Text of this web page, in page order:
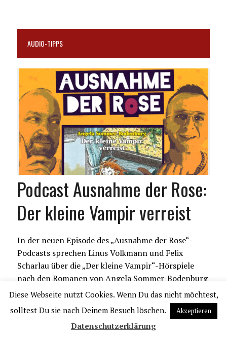
AUDIO-TIPPS
Podcast Ausnahme der Rose:
Der kleine Vampir verreist
In der neuen Episode des „Ausnahme der Rose“-
Podcasts sprechen Linus Volkmann und Felix
Scharlau über die „Der kleine Vampir“-Hörspiele
nach den Romanen von Angela Sommer-Bodenburg
Strich drunta! #3 mit Andreas C.
Knigge und Volker Hamann
Diese Webseite nutzt Cookies. Wenn Du das nicht möchtest,
solltest Du sie nach Deinem Besuch löschen.
Akzeptieren
Datenschutzerklärung